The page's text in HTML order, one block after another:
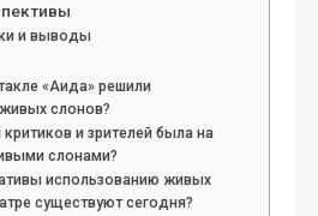
и выводы
«Аида» решили
слонов?
критиков и зрителей была на
слонами?
использованию живых
существуют сегодня?